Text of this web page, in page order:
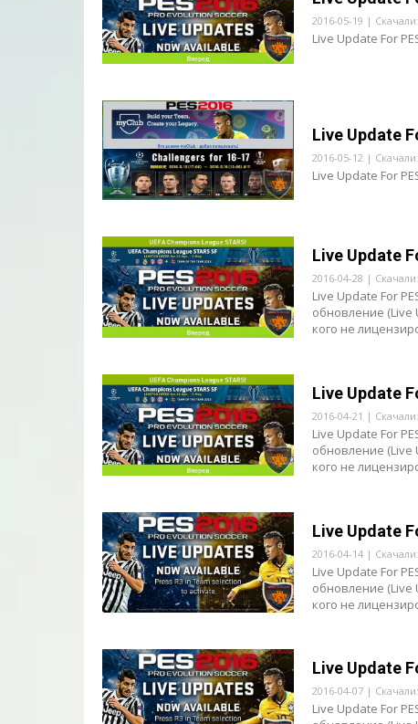
2016-05-19 |
Live Update For
Live Update
2016-05-12 |
Live Update For
Live Update
2016-04-28 |
Live Update For
обновление (Live
кого не
Live Update
2016-04-21 |
Live Update For
обновление (Live
кого не
Live Update
2016-04-14 |
Live Update For
обновление (Live
кого не
Live Update
2016-04-07 |
Live Update For